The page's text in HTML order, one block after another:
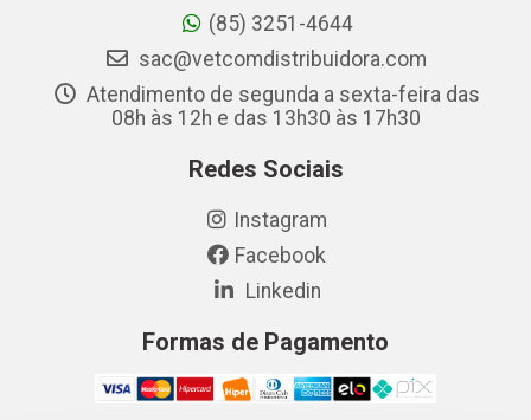
(85) 3251-4644
sac@vetcomdistribuidora.com
Atendimento de segunda a sexta-feira das
08h às 12h e das 13h30 às 17h30
Redes Sociais
Instagram
Facebook
Linkedin
Formas de Pagamento